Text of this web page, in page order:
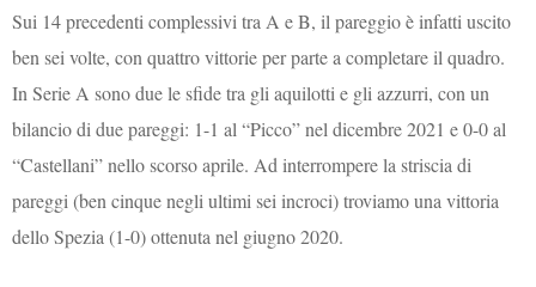
Sui 14 precedenti complessivi tra A e B, il pareggio è infatti uscito
ben sei volte, con quattro vittorie per parte a completare il quadro.
In Serie A sono due le sfide tra gli aquilotti e gli azzurri, con un
bilancio di due pareggi: 1-1 al “Picco” nel dicembre 2021 e 0-0 al
“Castellani” nello scorso aprile. Ad interrompere la striscia di
pareggi (ben cinque negli ultimi sei incroci) troviamo una vittoria
dello Spezia (1-0) ottenuta nel giugno 2020.